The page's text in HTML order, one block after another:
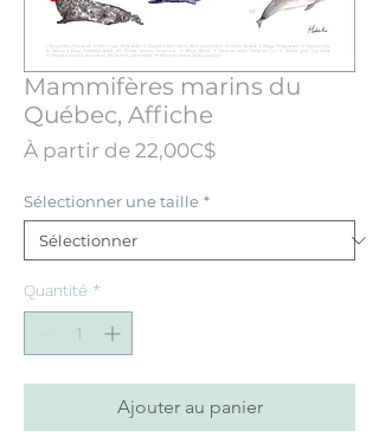
Mammifères marins du
Québec, Affiche
À partir de 22,00C$Prix
Sélectionner une taille *
Quantité *
Ajouter au panier